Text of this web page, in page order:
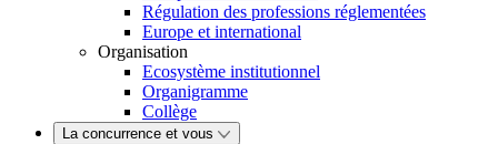
Régulation des professions réglementées
Europe et international
Organisation
Ecosystème institutionnel
Organigramme
Collège
La concurrence et vous